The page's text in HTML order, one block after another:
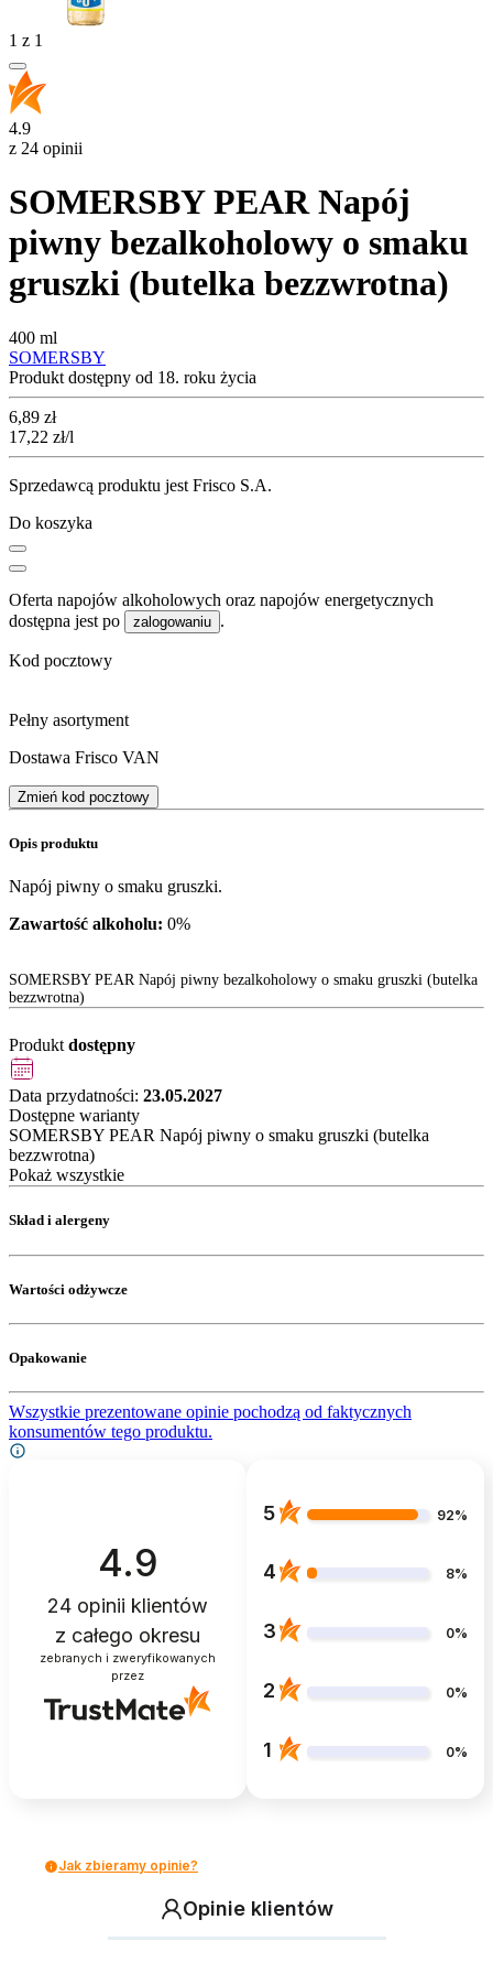
1 z 1
4.9
z 24 opinii
SOMERSBY PEAR Napój
piwny bezalkoholowy o smaku
gruszki (butelka bezzwrotna)
400 ml
SOMERSBY
Produkt dostępny od 18. roku życia
Cena
6,89 zł
17,22 zł/l
Sprzedawcą produktu jest Frisco S.A.
Do koszyka
Oferta napojów alkoholowych oraz napojów energetycznych
dostępna jest po
zalogowaniu .
Kod pocztowy
Pełny asortyment
Dostawa Frisco VAN
Zmień kod pocztowy
Opis produktu
Napój piwny o smaku gruszki.
Zawartość alkoholu: 0%
SOMERSBY PEAR Napój piwny bezalkoholowy o smaku gruszki (butelka
bezzwrotna)
Produkt dostępny
Data przydatności: 23.05.2027
Dostępne warianty
SOMERSBY PEAR Napój piwny o smaku gruszki (butelka
bezzwrotna)
Pokaż wszystkie
Skład i alergeny
Wartości odżywcze
Opakowanie
Wszystkie prezentowane opinie pochodzą od faktycznych
konsumentów tego produktu.
4.9
24 opinii klientów
z całego okresu
zebranych i zweryfikowanych
przez
5 92%
4 8%
3 0%
2 0%
1 0%
Jak zbieramy opinie?
Opinie klientów